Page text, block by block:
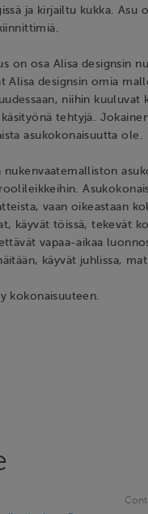
ja kirjailtu kukka. Asu
on osa Alisa designsin
Alisa designsin omia
niihin kuuluvat
tehtyjä.
asukokonaisuutta ole.
nukenvaatemalliston
vaan oikeastaan
käyvät töissä, tekevät
vapaa-aikaa
käyvät juhlissa,
kokonaisuuteen.